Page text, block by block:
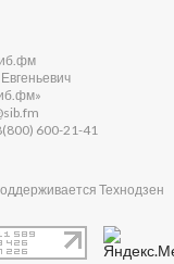
600-21-41
Технодзен